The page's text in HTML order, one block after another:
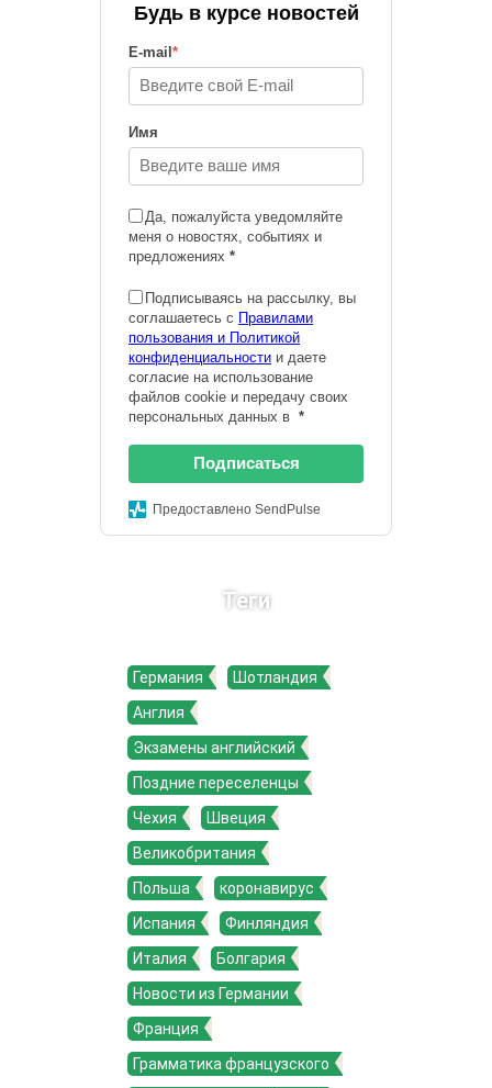
Будь в курсе новостей
E-mail *
Имя
Да, пожалуйста уведомляйте
меня о новостях, событиях и
предложениях *
Подписываясь на рассылку, вы
соглашаетесь с Правилами
пользования и Политикой
конфиденциальности и даете
согласие на использование
файлов cookie и передачу своих
персональных данных в *
Подписаться
Предоставлено SendPulse
Теги
Германия
Шотландия
Англия
Экзамены английский
Поздние переселенцы
Чехия
Швеция
Великобритания
Польша
коронавирус
Испания
Финляндия
Италия
Болгария
Новости из Германии
Франция
Грамматика французского